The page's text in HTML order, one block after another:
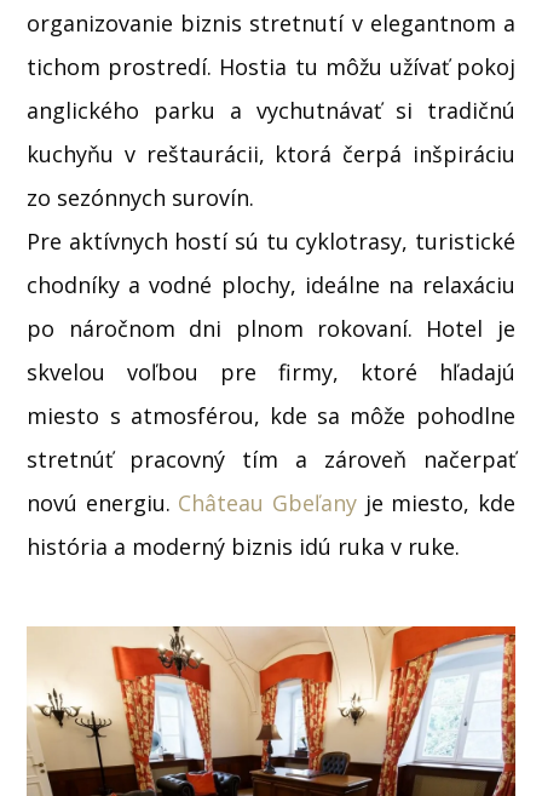
organizovanie biznis stretnutí v elegantnom a
tichom prostredí. Hostia tu môžu užívať pokoj
anglického parku a vychutnávať si tradičnú
kuchyňu v reštaurácii, ktorá čerpá inšpiráciu
zo sezónnych surovín.
Pre aktívnych hostí sú tu cyklotrasy, turistické
chodníky a vodné plochy, ideálne na relaxáciu
po náročnom dni plnom rokovaní. Hotel je
skvelou voľbou pre firmy, ktoré hľadajú
miesto s atmosférou, kde sa môže pohodlne
stretnúť pracovný tím a zároveň načerpať
novú energiu. Château Gbeľany je miesto, kde
história a moderný biznis idú ruka v ruke.